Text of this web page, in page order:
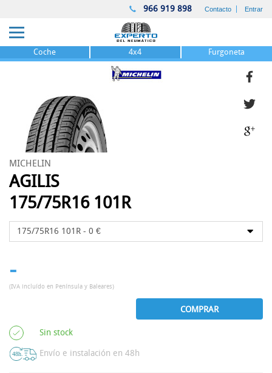
966 919 898 Contacto Entrar
Coche 4x4 Furgoneta
MICHELIN
AGILIS
175/75R16 101R
-
(IVA incluído en Península y Baleares)
COMPRAR
Sin stock
Envío e instalación en 48h